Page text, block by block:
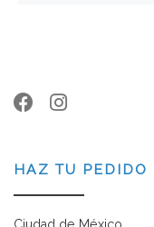
HAZ TU PEDIDO
Ciudad de México